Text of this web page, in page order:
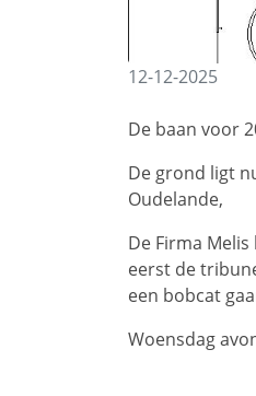
12-12-2025
De baan voor
De grond ligt
Oudelande,
De Firma
eerst de
een bobcat
Woensdag